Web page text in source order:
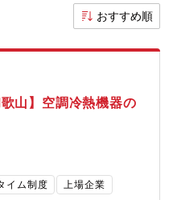
おすすめ順
山】空調冷熱機器の
イム制度 上場企業